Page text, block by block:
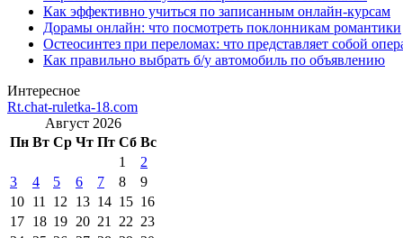
Как эффективно учиться по записанным онлайн-курсам
Дорамы онлайн: что посмотреть поклонникам романтики
Остеосинтез при переломах: что представляет собой
Как правильно выбрать б/у автомобиль по объявлению
Интересное
Rt.chat-ruletka-18.com
Август 2026
Пн Вт Ср Чт Пт Сб Вс
1
2
3
4 5 6 7 8
9
10 11 12 13 14 15 16
17 18 19 20 21 22 23